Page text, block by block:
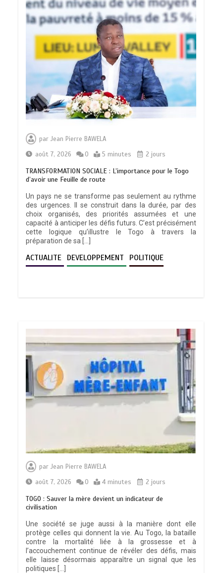
parJean Pierre BAWELA
août 7, 2026
0 5 minutes 2 jours
TRANSFORMATION SOCIALE : L’importance pour le Togo
d’avoir une Feuille de route
Un pays ne se transforme pas seulement au rythme
des urgences. Il se construit dans la durée, par des
choix organisés, des priorités assumées et une
capacité à anticiper les défis futurs. C’est précisément
cette logique qu’illustre le Togo à travers la
préparation de sa […]
ACTUALITE DEVELOPPEMENT POLITIQUE
parJean Pierre BAWELA
août 7, 2026
0 4 minutes 2 jours
TOGO : Sauver la mère devient un indicateur de
civilisation
Une société se juge aussi à la manière dont elle
protège celles qui donnent la vie. Au Togo, la bataille
contre la mortalité liée à la grossesse et à
l’accouchement continue de révéler des défis, mais
elle laisse désormais apparaître un signal que les
politiques […]